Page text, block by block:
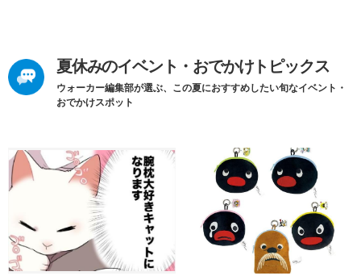
夏休みのイベント・おでかけトピックス
ウォーカー編集部が選ぶ、この夏におすすめしたい旬なイベント・
おでかけスポット